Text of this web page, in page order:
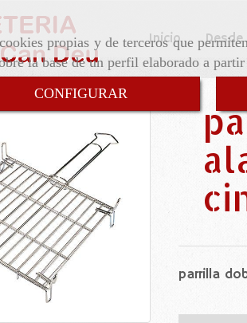
propias y de terceros que
la base de un perfil elaborado a
CONFIGURAR
Inicio
parrilla